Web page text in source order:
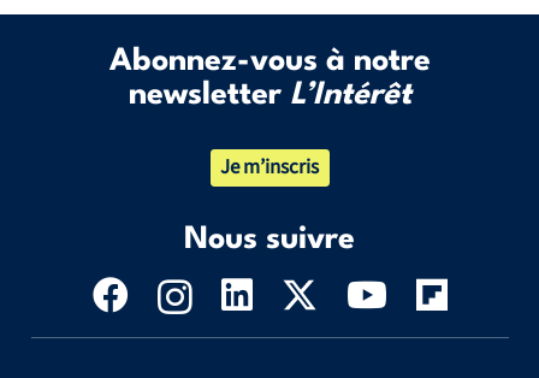
Abonnez-vous à notre
newsletter L’Intérêt
Je m’inscris
Nous suivre